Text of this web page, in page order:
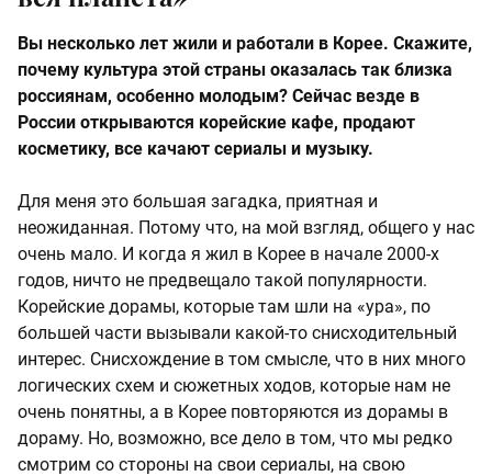
Вы несколько лет жили и работали в Корее. Скажите,
почему культура этой страны оказалась так близка
россиянам, особенно молодым? Сейчас везде в
России открываются корейские кафе, продают
косметику, все качают сериалы и музыку.
Для меня это большая загадка, приятная и
неожиданная. Потому что, на мой взгляд, общего у нас
очень мало. И когда я жил в Корее в начале 2000-х
годов, ничто не предвещало такой популярности.
Корейские дорамы, которые там шли на «ура», по
большей части вызывали какой-то снисходительный
интерес. Снисхождение в том смысле, что в них много
логических схем и сюжетных ходов, которые нам не
очень понятны, а в Корее повторяются из дорамы в
дораму. Но, возможно, все дело в том, что мы редко
смотрим со стороны на свои сериалы, на свою